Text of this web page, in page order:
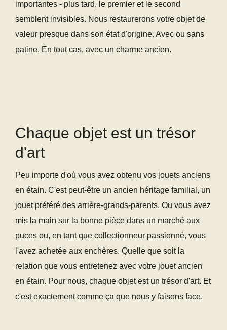
importantes - plus tard, le premier et le second
semblent invisibles. Nous restaurerons votre objet de
valeur presque dans son état d'origine. Avec ou sans
patine. En tout cas, avec un charme ancien.
Chaque objet est un trésor
d'art
Peu importe d'où vous avez obtenu vos jouets anciens
en étain. C'est peut-être un ancien héritage familial, un
jouet préféré des arrière-grands-parents. Ou vous avez
mis la main sur la bonne pièce dans un marché aux
puces ou, en tant que collectionneur passionné, vous
l'avez achetée aux enchères. Quelle que soit la
relation que vous entretenez avec votre jouet ancien
en étain. Pour nous, chaque objet est un trésor d'art. Et
c'est exactement comme ça que nous y faisons face.